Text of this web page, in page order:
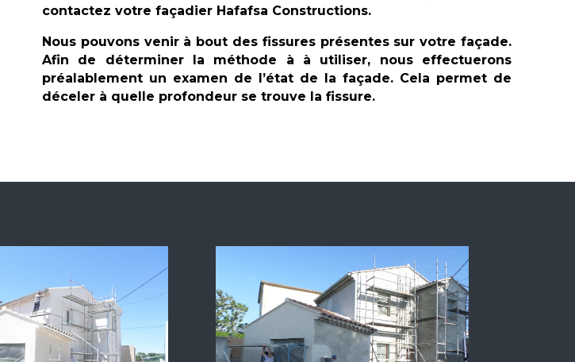
contactez votre façadier Hafafsa Constructions.
Nous pouvons venir à bout des fissures présentes sur votre façade.
Afin de déterminer la méthode à à utiliser, nous effectuerons
préalablement un examen de l’état de la façade. Cela permet de
déceler à quelle profondeur se trouve la fissure.